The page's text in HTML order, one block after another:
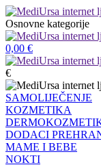
Osnovne kategorije
0,00 €
€
SAMOLIJEČENJE
KOZMETIKA
DODACI
MAME I BEBE
NOKTI